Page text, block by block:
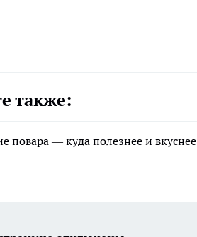
также:
повара — куда полезнее и вкуснее